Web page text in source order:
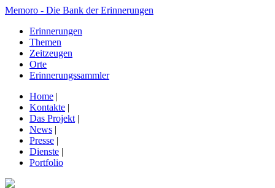
Memoro - Die Bank der Erinnerungen
Erinnerungen
Themen
Zeitzeugen
Orte
Erinnerungssammler
Home |
Kontakte |
Das Projekt |
News |
Presse |
Dienste |
Portfolio